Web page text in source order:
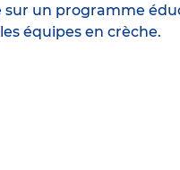
un programme
équipes en crèche.